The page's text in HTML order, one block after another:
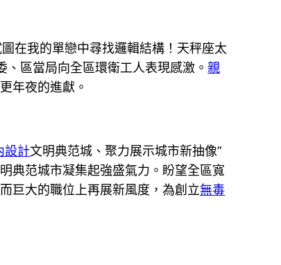
在我的單戀中尋找邏輯結構！天秤座太
、區當局向全區環衛工人表現感激。親
年夜的進獻。
設計文明典范城、聚力展示城市新抽像”
典范城市凝集起強盛氣力。盼望全區寬
巨大的職位上再展新風度，為創立無毒